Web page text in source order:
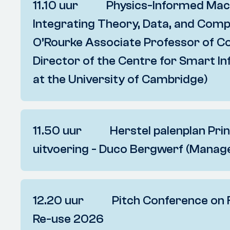
11.10 uur Physics-Informed
Integrating Theory, Data, and
O’Rourke Associate Professor of
Director of the Centre for Smart
at the University of Cambridge)
This talk will explore the emerging field of physics-
computational methods can overcome limitations of
advances in embedding physics into data-driven
Finally, the talk will examine new strategies for
efficient, and generalisable predictions for
11.50 uur Herstel palenplan
uitvoering - Duco Bergwerf
In december 2022 ontstond een calamiteit in de
verkeer. Samen met Rijkswaterstaat hebben Van
ervoor gezorgd dat dit kunstwerk weer jaren mee kan.
12.20 uur Pitch Conference on
Re-use 2026